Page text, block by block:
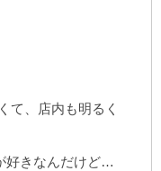
て、店内も明るく
好きなんだけど…